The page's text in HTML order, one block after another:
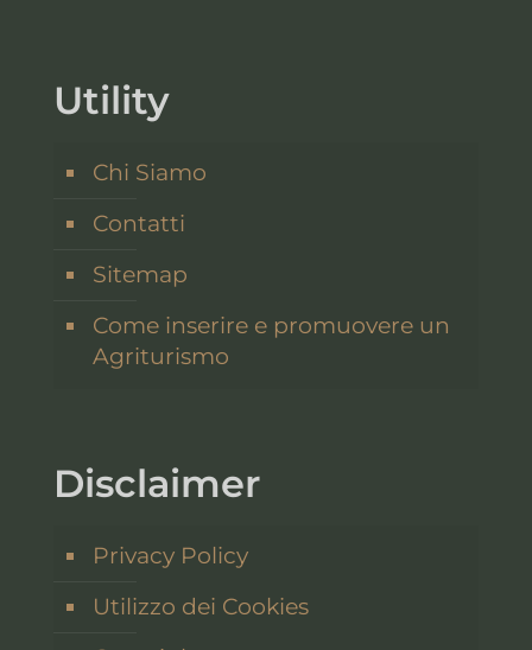
Utility
Chi Siamo
Contatti
Sitemap
Come inserire e promuovere un
Agriturismo
Disclaimer
Privacy Policy
Utilizzo dei Cookies